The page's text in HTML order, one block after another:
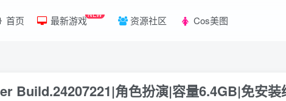
首页 最新游戏NEW 资源社区 Cos美图
Build.24207221|角色扮演|容量6.4GB|免安装